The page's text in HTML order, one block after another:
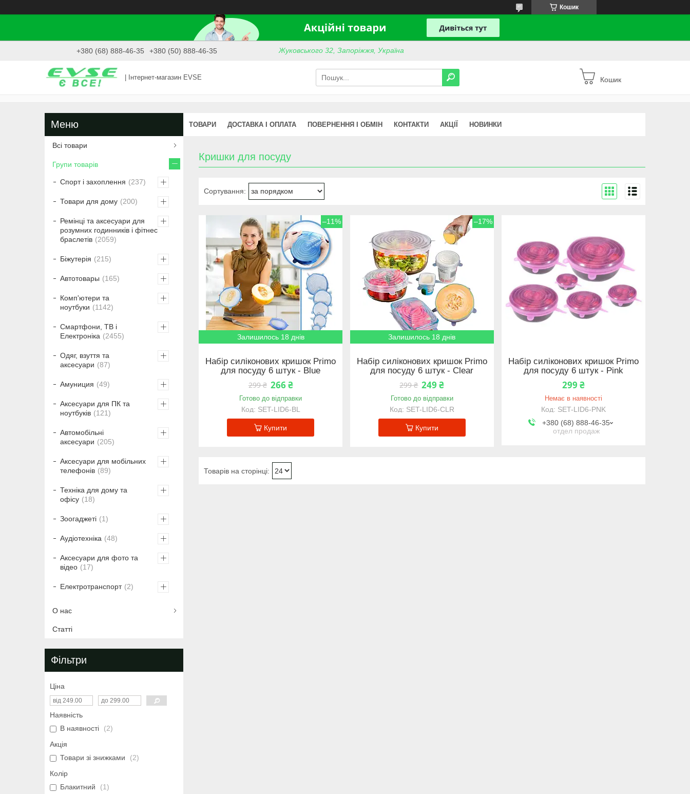
Кошик
+380 (68) 888-46-35 +380 (50) 888-46-35 Жуковського 32, Запоріжжя, Україна
| Інтернет-магазин EVSE Кошик
ТОВАРИ ДОСТАВКА І ОПЛАТА ПОВЕРНЕННЯ І ОБМІН КОНТАКТИ АКЦІЇ НОВИНКИ
Кришки для посуду
–11%
Залишилось 18 днів
Набір силіконових кришок Primo
для посуду 6 штук - Blue
299 ₴ 266 ₴
Готово до відправки
SET-LID6-BL
Купити
–17%
Залишилось 18 днів
Набір силіконових кришок Primo
для посуду 6 штук - Clear
299 ₴ 249 ₴
Готово до відправки
SET-LID6-CLR
Купити
Набір силіконових кришок Primo
для посуду 6 штук - Pink
299 ₴
Немає в наявності
SET-LID6-PNK
+380 (68) 888-46-35
отдел продаж
Всі товари
Групи товарів
Спорт і захоплення 237
Товари для дому 200
Ремінці та аксесуари для
розумних годинників і фітнес
браслетів
2059
Біжутерія 215
Автотовары 165
Комп'ютери та
ноутбуки
1142
Смартфони, ТВ і
Електроніка
2455
Одяг, взуття та
аксесуари
87
Амуниция 49
Аксесуари для ПК та
ноутбуків
121
Автомобільні
аксесуари
205
Аксесуари для мобільних
телефонів
89
Техніка для дому та
офісу
18
Зоогаджеті 1
Аудіотехніка 48
Аксесуари для фото та
відео
17
Електротранспорт 2
О нас
Статті
Фільтри
Ціна
Наявність
В наявності
2
Акція
Товари зі знижками
2
Колір
Блакитний
1